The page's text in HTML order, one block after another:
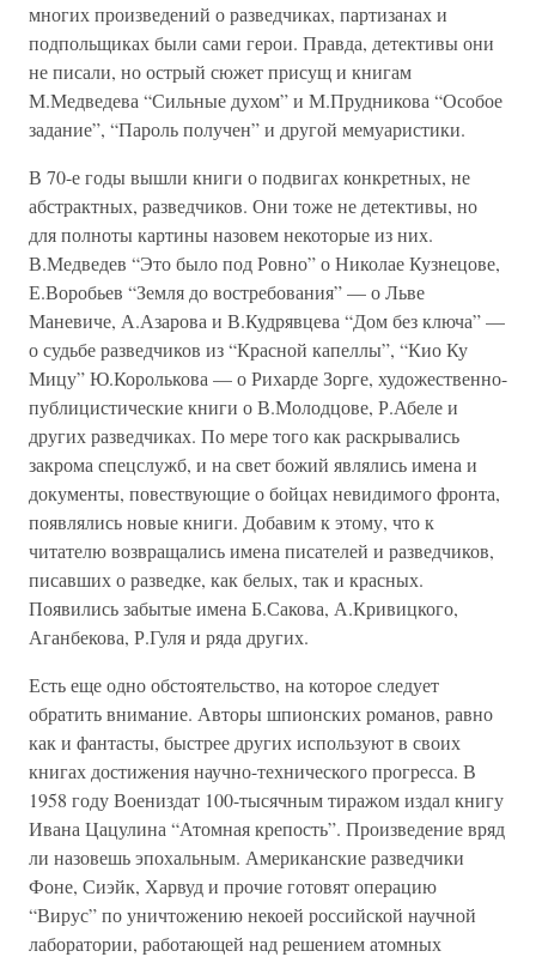
многих произведений о разведчиках, партизанах и
подпольщиках были сами герои. Правда, детективы они
не писали, но острый сюжет присущ и книгам
М.Медведева “Сильные духом” и М.Прудникова “Особое
задание”, “Пароль получен” и другой мемуаристики.
В 70-е годы вышли книги о подвигах конкретных, не
абстрактных, разведчиков. Они тоже не детективы, но
для полноты картины назовем некоторые из них.
В.Медведев “Это было под Ровно” о Николае Кузнецове,
Е.Воробьев “Земля до востребования” — о Льве
Маневиче, А.Азарова и В.Кудрявцева “Дом без ключа” —
о судьбе разведчиков из “Красной капеллы”, “Кио Ку
Мицу” Ю.Королькова — о Рихарде Зорге, художественно-
публицистические книги о В.Молодцове, Р.Абеле и
других разведчиках. По мере того как раскрывались
закрома спецслужб, и на свет божий являлись имена и
документы, повествующие о бойцах невидимого фронта,
появлялись новые книги. Добавим к этому, что к
читателю возвращались имена писателей и разведчиков,
писавших о разведке, как белых, так и красных.
Появились забытые имена Б.Сакова, А.Кривицкого,
Аганбекова, Р.Гуля и ряда других.
Есть еще одно обстоятельство, на которое следует
обратить внимание. Авторы шпионских романов, равно
как и фантасты, быстрее других используют в своих
книгах достижения научно-технического прогресса. В
1958 году Воениздат 100-тысячным тиражом издал книгу
Ивана Цацулина “Атомная крепость”. Произведение вряд
ли назовешь эпохальным. Американские разведчики
Фоне, Сиэйк, Харвуд и прочие готовят операцию
“Вирус” по уничтожению некоей российской научной
лаборатории, работающей над решением атомных